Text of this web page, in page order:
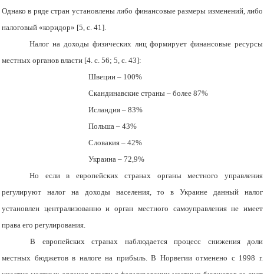
Однако в ряде стран установлены либо финансовые размеры изменений, либо
налоговый «коридор» [5, с. 41].
Налог на доходы физических лиц формирует финансовые ресурсы
местных органов власти [4. с. 56; 5, с. 43]:
Швеции – 100%
Скандинавские страны – более 87%
Исландия – 83%
Польша – 43%
Словакия – 42%
Украина – 72,9%
Но если в европейских странах органы местного управления
регулируют налог на доходы населения, то в Украине данный налог
установлен централизованно и орган местного самоуправления не имеет
права его регулирования.
В европейских странах наблюдается процесс снижения доли
местных бюджетов в налоге на прибыль. В Норвегии отменено с 1998 г.